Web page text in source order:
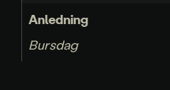
Anledning
Bursdag